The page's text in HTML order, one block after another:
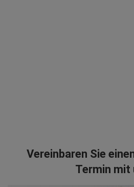
Vereinbaren Sie
Termin mit